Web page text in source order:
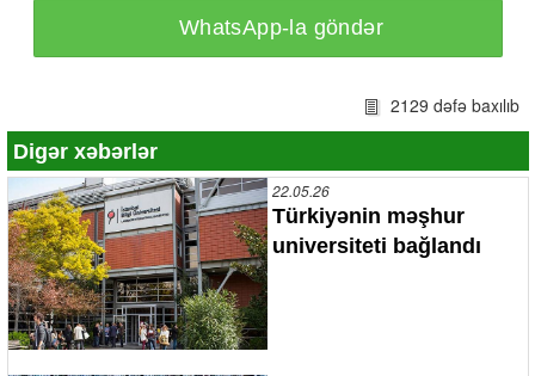
WhatsApp-la göndər
2129 dəfə baxılıb
Digər xəbərlər
22.05.26
Türkiyənin məşhur
universiteti bağlandı